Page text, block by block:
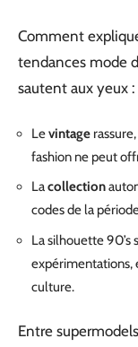
Comment
tendances mode
sautent aux yeux :
Levintage
fashion ne peut
Lacollection
codes de la
La silhouette 90’s
expérimentations,
culture.
Entre